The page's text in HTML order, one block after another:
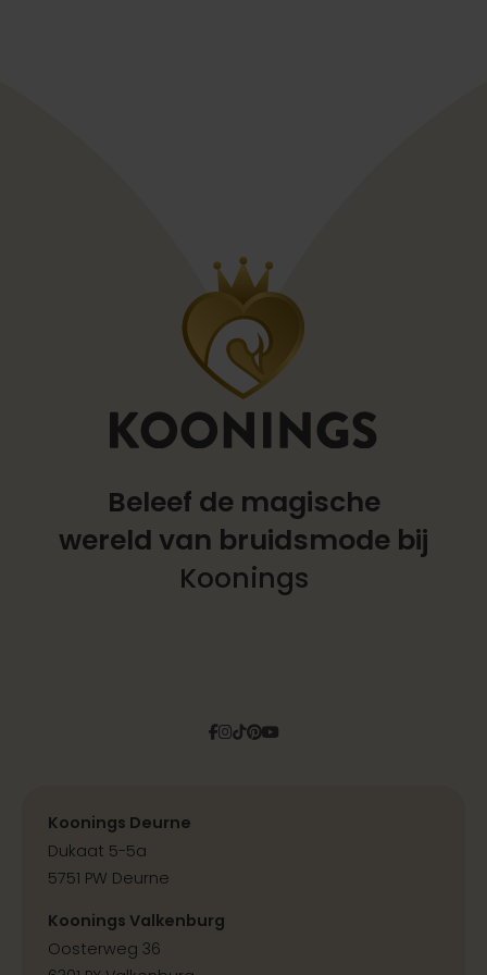
Beleef de magische
wereld van bruidsmode bij
Koonings
Facebook
Instagram
Tiktok
Pinterest
YouTube
Koonings Deurne
Dukaat 5-5a
5751 PW Deurne
Koonings Valkenburg
Oosterweg 36